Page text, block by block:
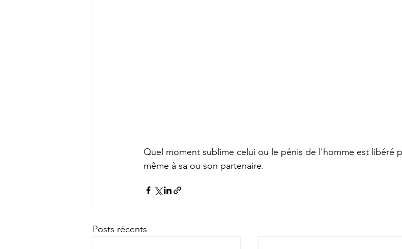
Quel moment sublime celui ou le pénis de l'homme est libéré
même à sa ou son partenaire.
Posts récents